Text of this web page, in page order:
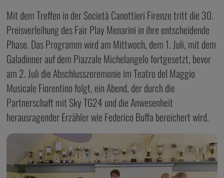
Mit dem Treffen in der Società Canottieri Firenze tritt die 30.
Preisverleihung des Fair Play Menarini in ihre entscheidende
Phase. Das Programm wird am Mittwoch, dem 1. Juli, mit dem
Galadinner auf dem Piazzale Michelangelo fortgesetzt, bevor
am 2. Juli die Abschlusszeremonie im Teatro del Maggio
Musicale Fiorentino folgt, ein Abend, der durch die
Partnerschaft mit Sky TG24 und die Anwesenheit
herausragender Erzähler wie Federico Buffa bereichert wird.